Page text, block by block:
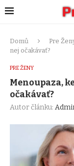
Domů Pre
nej očakávať?
PRE ŽENY
Menoupaza,
očakávať?
Autor článku: